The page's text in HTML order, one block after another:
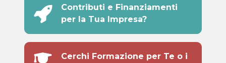
Contributi e Finanziamenti
per la Tua Impresa?
Cerchi Formazione per Te o i